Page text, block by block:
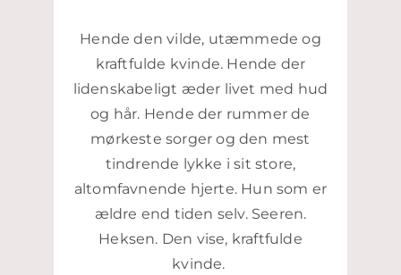
Hende den vilde, utæmmede og
kraftfulde kvinde. Hende der
lidenskabeligt æder livet med hud
og hår. Hende der rummer de
mørkeste sorger og den mest
tindrende lykke i sit store,
altomfavnende hjerte. Hun som er
ældre end tiden selv. Seeren.
Heksen. Den vise, kraftfulde
kvinde.